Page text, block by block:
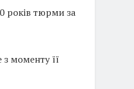
років тюрми за
моменту її